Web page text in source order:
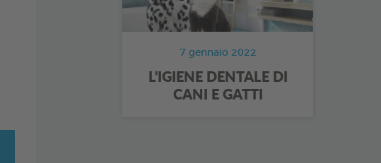
7 gennaio 2022
L'IGIENE DENTALE DI
CANI E GATTI